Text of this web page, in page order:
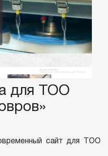
для ТОО
сайт для ТОО